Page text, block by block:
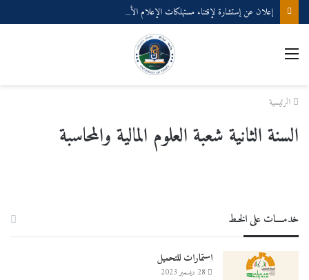
إعلان عن إستشارة لإقتناء مستهلكات الإعلام الألي
القائمة
الرئيسية
السنة الثانية شعبة العلوم المالية والمحاسبة
خدمــــات على الخـط
استمارات للتحميل
28 ديسمبر 2023